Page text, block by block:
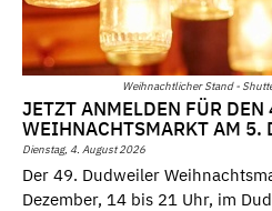
Weihnachtlicher Stand -
JETZT ANMELDEN FÜR
WEIHNACHTSMARKT AM 5.
Dienstag, 4. August 2026
Der 49. Dudweiler
Dezember, 14 bis 21 Uhr, im